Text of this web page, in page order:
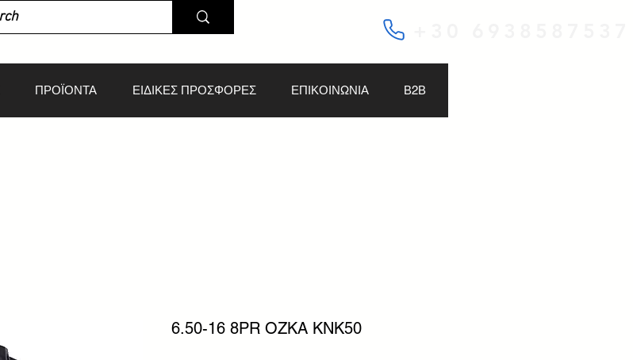
ΠΡΟΪΟΝΤΑ ΕΙΔΙΚΕΣ ΠΡΟΣΦΟΡΕΣ ΕΠΙΚΟΙΝΩΝΙΑ Β2Β
6.50-16 8PR OZKA KNK50